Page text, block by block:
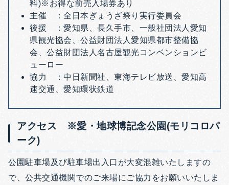
料)※お得な前売入場券あり
主催 ：全日本ぎょうざ祭り実行委員会
後援 ：愛知県、長久手市、一般社団法人愛知
県観光協会、公益財団法人愛知県都市整備協
会、公益財団法人名古屋観光コンベンションビ
ューロー
協力 ：中日新聞社、東海テレビ放送、愛知高
速交通、愛知環状鉄道
アクセス ※愛・地球博記念公園(モリコロパ
ーク)
公園駐車場及び駐車場出入口が大変混雑いたしますの
で、公共交通機関でのご来場にご協力をお願いいたしま